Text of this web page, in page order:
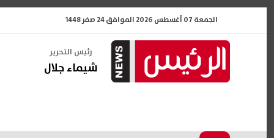
الجمعة 07 أغسطس 2026 الموافق 24 صفر 1448
رئيس التحرير
شيماء جلال